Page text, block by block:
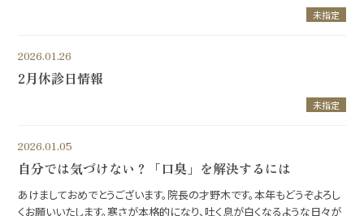
未指定
2026.01.26
2月休診日情報
未指定
2026.01.05
自分では気づけない？「口臭」を解決するには
あけましておめでとうございます。院長の才野木です。本年もどうぞよろし
くお願いいたします。寒さが本格的になり、吐く息が白くなるような日々が